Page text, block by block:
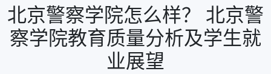
就业前景
北京警察学院怎么样？ 北京警
察学院教育质量分析及学生就
业展望